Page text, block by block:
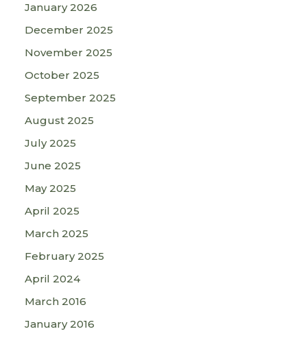
January 2026
December 2025
November 2025
October 2025
September 2025
August 2025
July 2025
June 2025
May 2025
April 2025
March 2025
February 2025
April 2024
March 2016
January 2016